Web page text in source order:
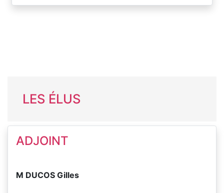
LES ÉLUS
ADJOINT
M DUCOS Gilles